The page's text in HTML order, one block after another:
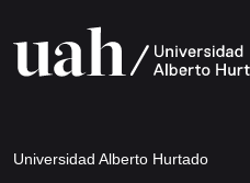
Universidad Alberto Hurtado